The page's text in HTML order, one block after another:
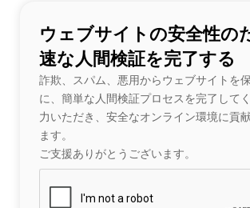
ウェブサイトの安全性の
速な人間検証を完了する
詐欺、スパム、悪用からウェブサイトを
に、簡単な人間検証プロセスを完了して
力いただき、安全なオンライン環境に貢
ます。
ご支援ありがとうございます。